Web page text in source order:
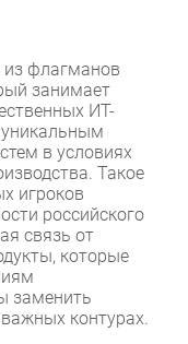
из флагманов
занимает
ИТ-
в условиях
Такое
игроков
российского
связь от
которые
заменить
контурах.